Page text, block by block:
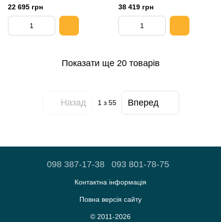
22 695 грн 38 419 грн
Показати ще 20 товарів
Назад 1з 55 Вперед
098 387-17-38 093 801-78-75
Контактна інформація
Повна версія сайту
© 2011-2026